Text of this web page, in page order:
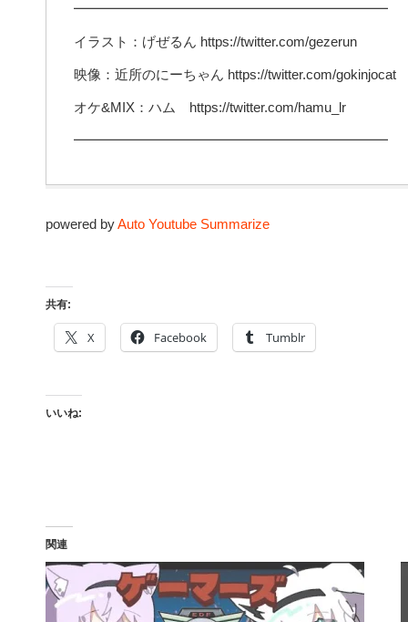
━━━━━━━━━━━━━━━━━━━━━━━
イラスト：げぜるん https://twitter.com/gezerun
映像：近所のにーちゃん https://twitter.com/gokinjocat
オケ&MIX：ハム https://twitter.com/hamu_lr
━━━━━━━━━━━━━━━━━━━━━━━
powered byAuto Youtube Summarize
共有:
X Facebook Tumblr
いいね:
関連